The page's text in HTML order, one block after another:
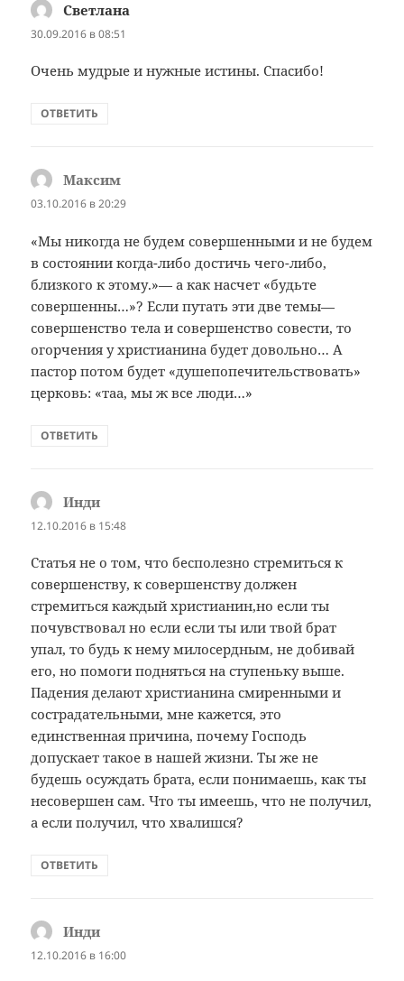
Светлана
30.09.2016 в 08:51
Очень мудрые и нужные истины. Спасибо!
ОТВЕТИТЬ
Максим
03.10.2016 в 20:29
«Мы никогда не будем совершенными и не будем
в состоянии когда-либо достичь чего-либо,
близкого к этому.»— а как насчет «будьте
совершенны…»? Если путать эти две темы—
совершенство тела и совершенство совести, то
огорчения у христианина будет довольно… А
пастор потом будет «душепопечительствовать»
церковь: «таа, мы ж все люди…»
ОТВЕТИТЬ
Инди
12.10.2016 в 15:48
Статья не о том, что бесполезно стремиться к
совершенству, к совершенству должен
стремиться каждый христианин,но если ты
почувствовал но если если ты или твой брат
упал, то будь к нему милосердным, не добивай
его, но помоги подняться на ступеньку выше.
Падения делают христианина смиренными и
сострадательными, мне кажется, это
единственная причина, почему Господь
допускает такое в нашей жизни. Ты же не
будешь осуждать брата, если понимаешь, как ты
несовершен сам. Что ты имеешь, что не получил,
а если получил, что хвалишся?
ОТВЕТИТЬ
Инди
12.10.2016 в 16:00